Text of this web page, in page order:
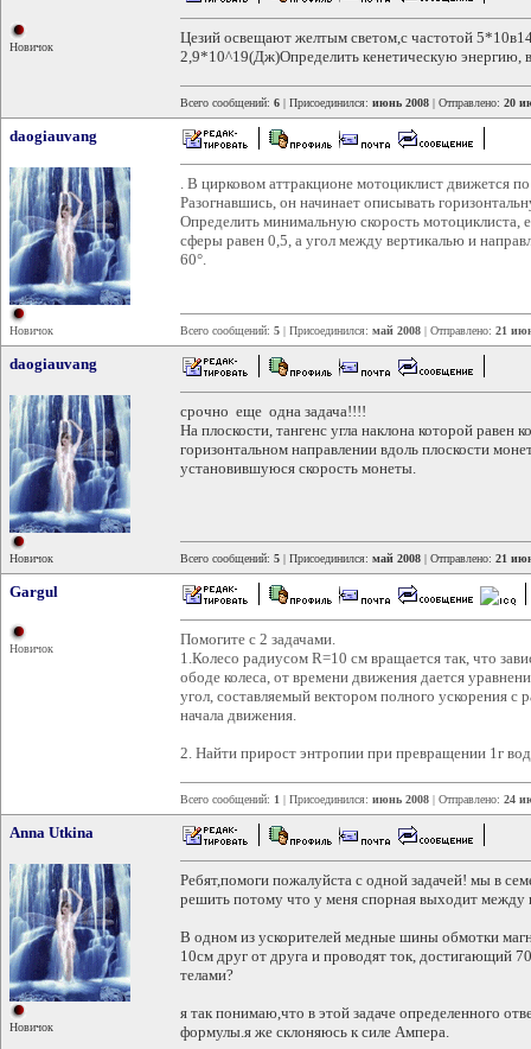
Новичок
Цезий освещают желтым светом,с частотой
2,9*10^19(Дж)Определить кенетическую энергию,
Всего сообщений: 6 | Присоединился: июнь 2008 | Отправлено: 20
daogiauvang
Новичок
. В цирковом аттракционе мотоциклист движется
Разогнавшись, он начинает описывать
Определить минимальную скорость мотоциклиста,
сферы равен 0,5, а угол между вертикалью и
60°.
Всего сообщений: 5 | Присоединился: май 2008 | Отправлено: 21
daogiauvang
Новичок
срочно еще одна задача!!!!
На плоскости, тангенс угла наклона которой
горизонтальном направлении вдоль плоскости
установившуюся скорость монеты.
Всего сообщений: 5 | Присоединился: май 2008 | Отправлено: 21
Gargul
Новичок
Помогите с 2 задачами.
1.Колесо радиусом R=10 см вращается так, что
ободе колеса, от времени движения дается
угол, составляемый вектором полного ускорения с
начала движения.
2. Найти прирост энтропии при превращении 1г
Всего сообщений: 1 | Присоединился: июнь 2008 | Отправлено: 24
Anna Utkina
Новичок
Ребят,помоги пожалуйста с одной задачей! мы в
решить потому что у меня спорная выходит между
В одном из ускорителей медные шины обмотки
10см друг от друга и проводят ток, достигающий
телами?
я так понимаю,что в этой задаче определенного
формулы.я же склоняюсь к силе Ампера.